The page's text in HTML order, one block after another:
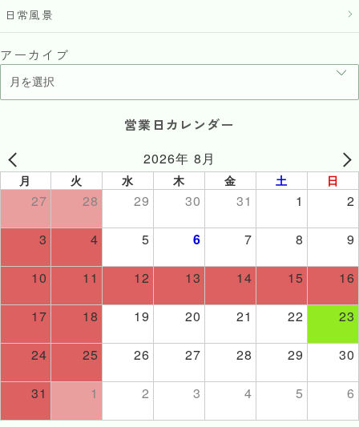
日常風景
アーカイブ
営業日カレンダー
2026年 8月
月 火 水 木 金 土 日
27 28 29 30 31 1 2
3 4 5 6 7 8 9
10 11 12 13 14 15 16
17 18 19 20 21 22 23
24 25 26 27 28 29 30
31 1 2 3 4 5 6